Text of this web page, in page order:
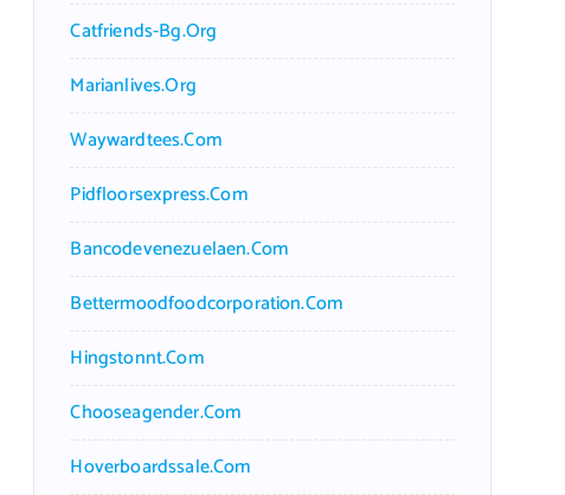
Catfriends-Bg.org
Marianlives.org
Waywardtees.com
Pidfloorsexpress.com
Bancodevenezuelaen.com
Bettermoodfoodcorporation.com
Hingstonnt.com
Chooseagender.com
Hoverboardssale.com